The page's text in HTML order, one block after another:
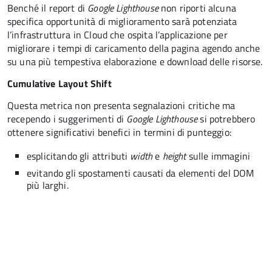
Benché il report di Google Lighthousenon riporti alcuna
specifica opportunità di miglioramento sarà potenziata
l’infrastruttura in Cloud che ospita l’applicazione per
migliorare i tempi di caricamento della pagina agendo anche
su una più tempestiva elaborazione e download delle risorse.
Cumulative Layout Shift
Questa metrica non presenta segnalazioni critiche ma
recependo i suggerimenti di Google Lighthousesi potrebbero
ottenere significativi benefici in termini di punteggio:
esplicitando gli attributi widthe heightsulle immagini
evitando gli spostamenti causati da elementi del DOM
più larghi.